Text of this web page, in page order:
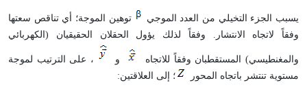
يسبب الجزء التخيلي من العدد الموجي
توهين الموجة؛ أي تناقص سعتها
وفقاً لاتجاه الانتشار. وفقاً لذلك يؤول الحقلان الحقيقيان (الكهربائي
والمغنطيسي) المستقطبان وفقاً للاتجاه و
، على الترتيب لموجة
مستوية تنتشر باتجاه المحور
؛ إلى العلاقتين: